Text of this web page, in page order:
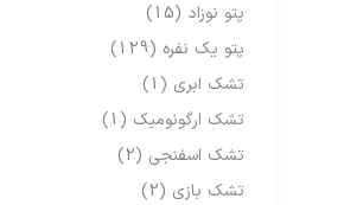
پتو نوزاد (15)
پتو یک نفره (129)
تشک ابری (1)
تشک ارگونومیک (1)
تشک اسفنجی (2)
تشک بازی (2)